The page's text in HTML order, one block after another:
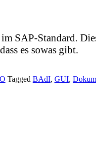
SAP-Standard.
es sowas gibt.
Tagged BAdI, GUI,